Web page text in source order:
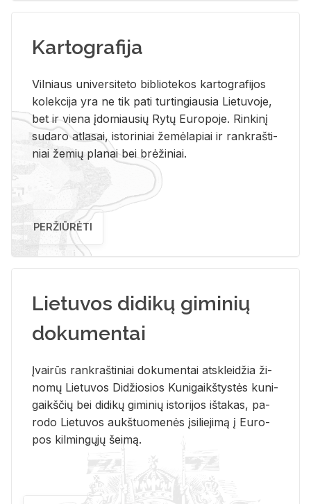
Kartografija
Vil­niaus uni­ver­si­te­to bi­b­lio­te­kos kar­to­gra­fi­jos
ko­lek­ci­ja yra ne tik pati tur­tin­giau­sia Lie­tu­vo­je,
bet ir vie­na įdo­miau­sių Rytų Eu­ro­po­je. Rin­ki­nį
su­da­ro at­la­sai, is­to­ri­niai že­mė­la­piai ir rank­raš­ti­
niai že­mių pla­nai bei brė­ži­niai.
PERŽIŪRĖTI
Lietuvos didikų giminių
dokumentai
Įvai­rūs rank­raš­ti­niai do­ku­men­tai at­sklei­džia ži­
no­mų Lie­tu­vos Di­džio­sios Ku­ni­gaikš­tys­tės ku­ni­
gaikš­čių bei di­di­kų gi­mi­nių is­to­ri­jos iš­ta­kas, pa­
ro­do Lie­tu­vos aukš­tuo­me­nės įsi­lie­ji­mą į Eu­ro­
pos kil­min­gų­jų šei­mą.